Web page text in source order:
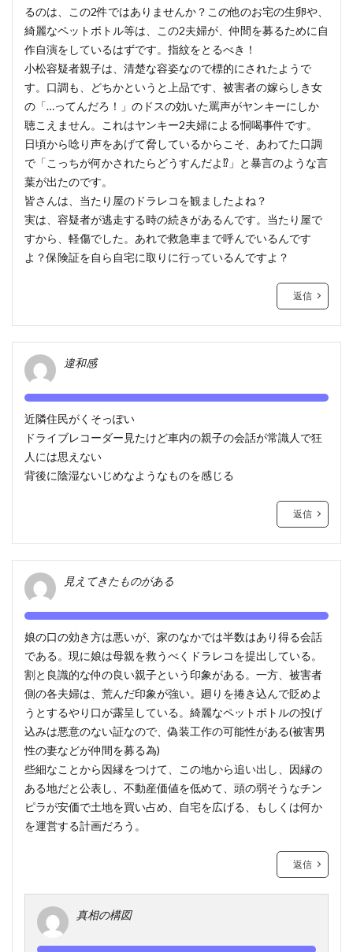
るのは、この2件ではありませんか？この他のお宅の生卵や、
綺麗なペットボトル等は、この2夫婦が、仲間を募るために自
作自演をしているはずです。指紋をとるべき！
小松容疑者親子は、清楚な容姿なので標的にされたようで
す。口調も、どちかというと上品です、被害者の嫁らしき女
の「…ってんだろ！」のドスの効いた罵声がヤンキーにしか
聴こえません。これはヤンキー2夫婦による恫喝事件です。
日頃から唸り声をあげて脅しているからこそ、あわてた口調
で「こっちが何かされたらどうすんだよ⁉」と暴言のような言
葉が出たのです。
皆さんは、当たり屋のドラレコを観ましたよね？
実は、容疑者が逃走する時の続きがあるんです。当たり屋で
すから、軽傷でした。あれで救急車まで呼んでいるんです
よ？保険証を自ら自宅に取りに行っているんですよ？
返信
違和感
近隣住民がくそっぽい
ドライブレコーダー見たけど車内の親子の会話が常識人で狂
人には思えない
背後に陰湿ないじめなようなものを感じる
返信
見えてきたものがある
娘の口の効き方は悪いが、家のなかでは半数はあり得る会話
である。現に娘は母親を救うべくドラレコを提出している。
割と良識的な仲の良い親子という印象がある。一方、被害者
側の各夫婦は、荒んだ印象が強い。廻りを捲き込んで貶めよ
うとするやり口が露呈している。綺麗なペットボトルの投げ
込みは悪意のない証なので、偽装工作の可能性がある(被害男
性の妻などが仲間を募る為)
些細なことから因縁をつけて、この地から追い出し、因縁の
ある地だと公表し、不動産価値を低めて、頭の弱そうなチン
ピラが安価で土地を買い占め、自宅を広げる、もしくは何か
を運営する計画だろう。
返信
真相の構図